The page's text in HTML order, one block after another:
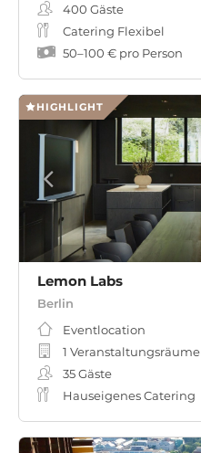
400 Gäste
Catering Flexibel
50–100 € pro Person
HIGHLIGHT
Lemon Labs
Berlin
Eventlocation
1 Veranstaltungsräume
35Gäste
Hauseigenes Catering